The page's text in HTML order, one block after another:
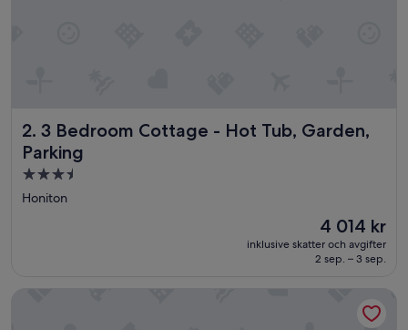
2. 3 Bedroom Cottage - Hot Tub, Garden,
Parking
3 Bedroom Cottage - Hot Tub, Garden, Parking
3.5-
stjärnigt
Honiton
Priset
4 014 kr
4 014 kr
inklusive skatter och avgifter
2 sep. – 3 sep.